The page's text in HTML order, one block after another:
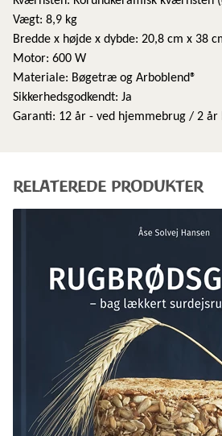
Vægt: 8,9 kg
Bredde x højde x dybde: 20,8 cm x 38
Motor: 600 W
Materiale: Bøgetræ og Arboblend®
Sikkerhedsgodkendt: Ja
Garanti: 12 år - ved hjemmebrug / 2
RELATEREDE PRODUKTER